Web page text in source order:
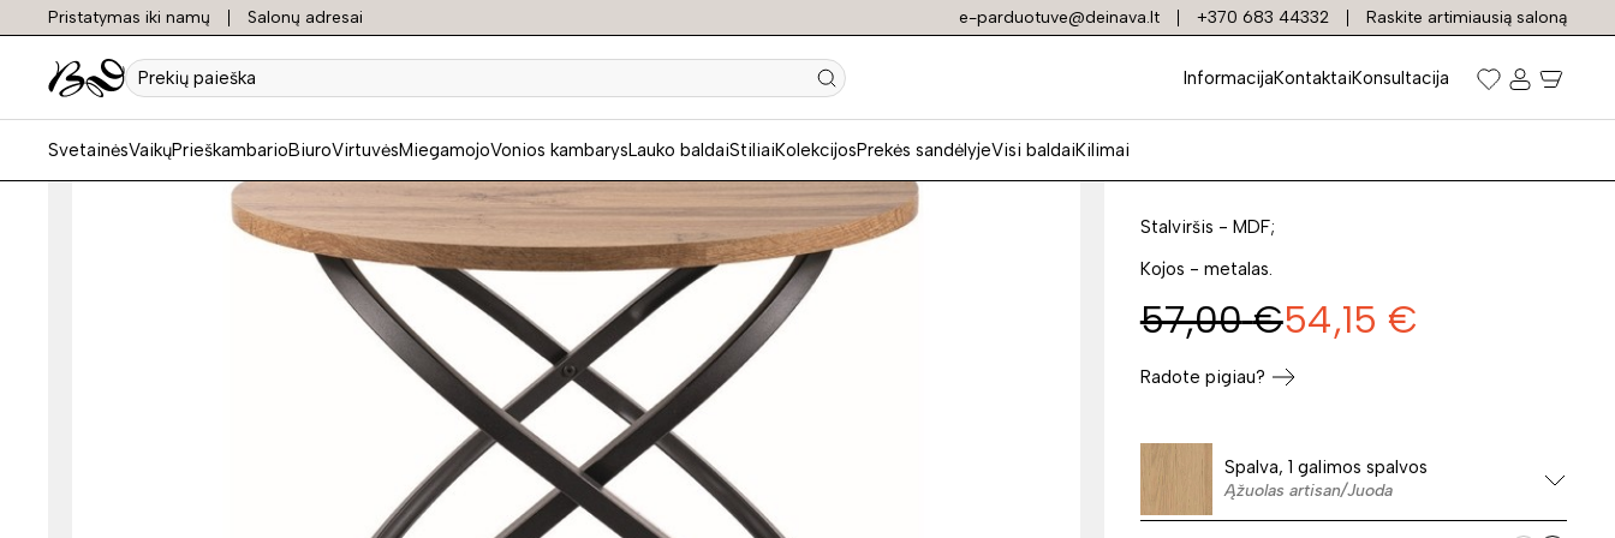
Pristatymas iki namų Salonų adresai e-parduotuve@deinava.lt +370 683 44332 Raskite artimiausią saloną
Prekių
paieška
InformacijaKontaktaiKonsultacija
SvetainėsVaikųPrieškambarioBiuroVirtuvėsMiegamojoVonios kambarysLauko baldaiStiliaiKolekcijosPrekės sandėlyjeVisi baldaiKilimai
Žurnalinis staliukas
EOS D ARTISAN
Stalviršis - MDF;
Kojos - metalas.
57,00 €54,15 €
Radote pigiau?
Spalva, 1 galimos spalvos
Ąžuolas artisan/Juoda